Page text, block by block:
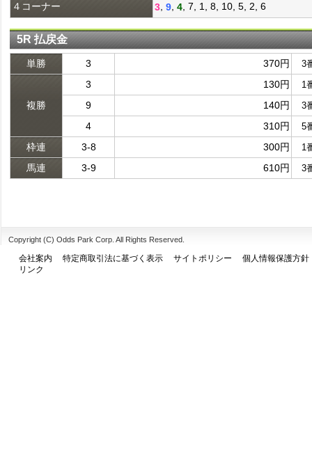
４コーナー
3 9 4 , 7, 1, 8, 10, 5, 2, 6
5R 払戻金
単勝 3 370円 3
複勝
3 130円 1
9 140円 3
4 310円 5
枠連 3-8 300円 1
馬連 3-9 610円 3
Copyright (C) Odds Park Corp. All Rights Reserved.
会社案内 特定商取引法に基づく表示 サイトポリシー
個人情報保護方針
リンク